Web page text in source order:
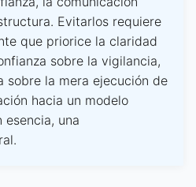
Evitarlos requiere
que priorice la claridad
sobre la vigilancia,
sobre la mera ejecución de
hacia un modelo
esencia, una